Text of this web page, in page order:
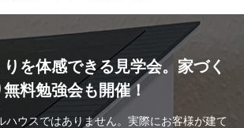
を体感できる見学会。家づく
無料勉強会も開催！
ハウスではありません。実際にお客様が建て